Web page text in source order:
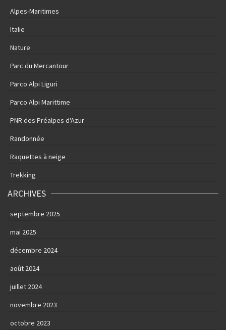
Alpes-Maritimes
Italie
Nature
Parc du Mercantour
Parco Alpi Liguri
Parco Alpi Marittime
PNR des Préalpes d'Azur
Randonnée
Raquettes à neige
Trekking
ARCHIVES
septembre 2025
mai 2025
décembre 2024
août 2024
juillet 2024
novembre 2023
octobre 2023